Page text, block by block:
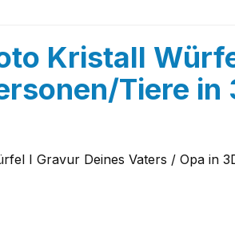
Kristall
Tiere in